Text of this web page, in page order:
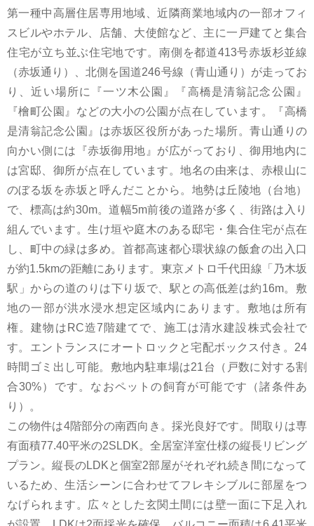
第一種中高層住居専用地域、近隣商業地域内の一部オフィ
スビルやホテル、店舗、大使館など、主に一戸建てと集合
住宅が立ち並ぶ住宅地です。南側を都道413号赤坂杉並線
（赤坂通り）、北側を国道246号線（青山通り）が走ってお
り、近い場所に『一ツ木公園』『高橋是清翁記念公園』
『檜町公園』などの大小の公園が点在しています。『高橋
是清翁記念公園』は赤坂区役所があった場所。青山通りの
向かい側には『赤坂御用地』が広がっており、御用地内に
は宮邸、御所が点在しています。地名の由来は、赤根山に
のぼる坂を赤坂と呼んだことから。地勢は丘陵地（台地）
で、標高は約30m。道幅5m前後の道路が多く、街路は入り
組んでいます。生け垣や庭木のある邸宅・集合住宅が点在
し、町中の緑は多め。首都高速都心環状線の飯倉の出入口
が約1.5kmの距離にあります。東京メトロ千代田線「乃木坂
駅」からの道のりは下り坂で、駅との高低差は約16m。敷
地の一部が洪水浸水想定区域内にあります。敷地は所有
権。建物はRC造7階建てで、施工は清水建設株式会社で
す。エントランスにオートロックと宅配ボックス付き。24
時間ゴミ出し可能。敷地内駐車場は21台（戸数に対する割
合30%）です。なおペットの飼育が可能です（諸条件あ
り）。
この物件は4階部分の南西向き。採光良好です。間取りは専
有面積77.40平米の2SLDK。全居室洋室仕様の縦長リビング
プラン。縦長のLDKと個室2部屋がそれぞれ続き間になって
いるため、生活シーンに合わせてフレキシブルに部屋をつ
なげられます。広々とした玄関土間には壁一面に下足入れ